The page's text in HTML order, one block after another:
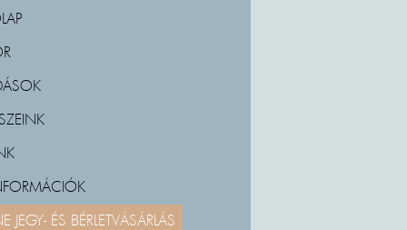
JEGY- ÉS BÉRLETVÁSÁRLÁS